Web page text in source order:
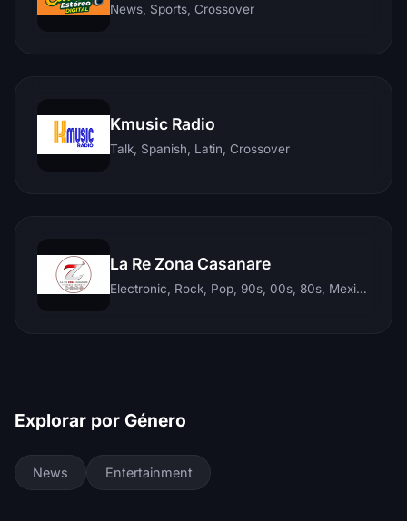
News, Sports, Crossover
Kmusic Radio
Talk, Spanish, Latin, Crossover
La Re Zona Casanare
Electronic, Rock, Pop, 90s, 00s, 80s, Mexican, Ranchera, Reggaeton, Instrumental, Salsa, Merengue, Tropical, Romantic, Vallenato, Llanera
Explorar por Género
News Entertainment